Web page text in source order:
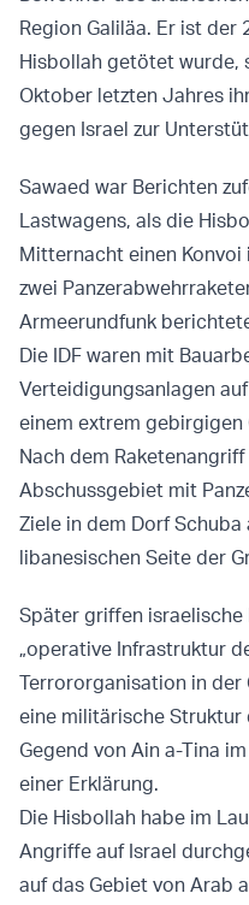
Region Galiläa. Er ist der
Hisbollah getötet wurde,
Oktober letzten Jahres
gegen Israel zur
Sawaed war Berichten
Lastwagens, als die
Mitternacht einen
zwei
Armeerundfunk
Die IDF waren mit
Verteidigungsanlagen
einem extrem gebirgigen
Nach dem
Abschussgebiet mit
Ziele in dem Dorf
libanesischen Seite der
Später griffen
„operative Infrastruktur
Terrororganisation in der
eine militärische
Gegend von Ain a-Tina
einer Erklärung.
Die Hisbollah habe im
Angriffe auf Israel
auf das Gebiet von Arab